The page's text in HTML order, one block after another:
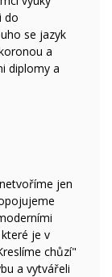
do
se jazyk
a
diplomy a
jen
je v
chůzí"
a vytvářeli